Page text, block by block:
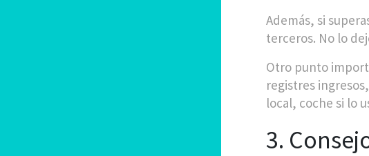
Además, si
terceros. No lo
Otro punto
registres
local, coche si lo
3.